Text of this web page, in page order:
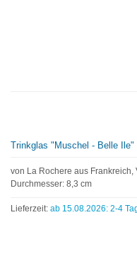
Trinkglas "Muschel - Belle Ile"
von La Rochere aus Frankreich,
Durchmesser: 8,3 cm
Lieferzeit: ab 15.08.2026: 2-4